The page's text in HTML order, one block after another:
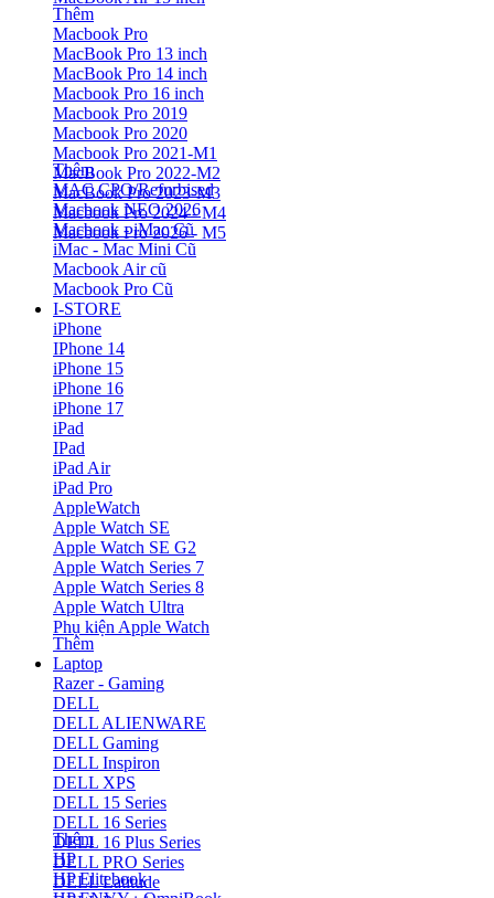
Thêm
Macbook Pro
MacBook Pro 13 inch
MacBook Pro 14 inch
Macbook Pro 16 inch
Macbook Pro 2019
Macbook Pro 2020
Macbook Pro 2021-M1
MacBook Pro 2022-M2
MacBook Pro 2023-M3
Macbook Pro 2024 - M4
Macbook Pro 2026 - M5
Thêm
MAC CPO/Refurbised
Macbook NEO 2026
Macbook - iMac Cũ
iMac - Mac Mini Cũ
Macbook Air cũ
Macbook Pro Cũ
I-STORE
iPhone
IPhone 14
iPhone 15
iPhone 16
iPhone 17
iPad
IPad
iPad Air
iPad Pro
AppleWatch
Apple Watch SE
Apple Watch SE G2
Apple Watch Series 7
Apple Watch Series 8
Apple Watch Ultra
Phụ kiện Apple Watch
Thêm
Laptop
Razer - Gaming
DELL
DELL ALIENWARE
DELL Gaming
DELL Inspiron
DELL XPS
DELL 15 Series
DELL 16 Series
DELL 16 Plus Series
DELL PRO Series
DELL Latitude
Thêm
HP
HP Elitebook